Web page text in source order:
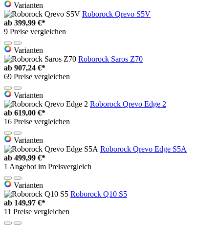
Varianten
Roborock Qrevo S5V
ab 399,99 €*
9 Preise vergleichen
Varianten
Roborock Saros Z70
ab 907,24 €*
69 Preise vergleichen
Varianten
Roborock Qrevo Edge 2
ab 619,00 €*
16 Preise vergleichen
Varianten
Roborock Qrevo Edge S5A
ab 499,99 €*
1 Angebot im Preisvergleich
Varianten
Roborock Q10 S5
ab 149,97 €*
11 Preise vergleichen